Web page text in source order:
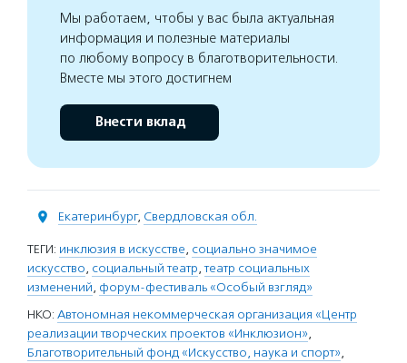
Мы работаем, чтобы у вас была актуальная
информация и полезные материалы
по любому вопросу в благотворительности.
Вместе мы этого достигнем
Внести вклад
Екатеринбург, Свердловская обл.
ТЕГИ: инклюзия в искусстве, социально значимое
искусство, социальный театр,театр социальных
изменений, форум-фестиваль «Особый взгляд»
НКО: Автономная некоммерческая организация «Центр
реализации творческих проектов «Инклюзион»,
Благотворительный фонд «Искусство, наука и спорт»,